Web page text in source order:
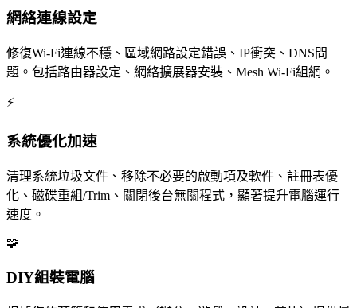
網絡連線設定
修復Wi-Fi連線不穩、區域網路設定錯誤、IP衝突、DNS問
題。包括路由器設定、網絡擴展器安裝、Mesh Wi-Fi組網。
⚡
系統優化加速
清理系統垃圾文件、移除不必要的啟動項及軟件、註冊表優
化、磁碟重組/Trim、關閉後台無關程式，顯著提升電腦運行
速度。
🧩
DIY組裝電腦